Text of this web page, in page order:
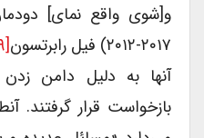
و[شوی واقع نمای]
۲۰۱۷-۲۰۱۲) فیل رابرتسون
[۲۹]
آنها به دلیل دامن
بازخواست قرار گرفتند.